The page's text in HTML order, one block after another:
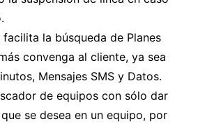
la búsqueda de Planes
convenga al cliente, ya sea
Mensajes SMS y Datos.
de equipos con sólo dar
se desea en un equipo, por